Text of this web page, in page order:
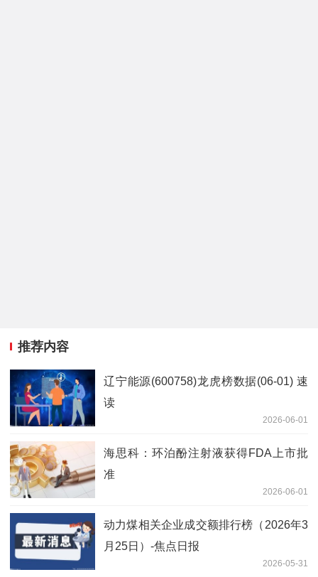
推荐内容
辽宁能源(600758)龙虎榜数据(06-01) 速
读
2026-06-01
海思科：环泊酚注射液获得FDA上市批
准
2026-06-01
动力煤相关企业成交额排行榜（2026年3
月25日）-焦点日报
2026-05-31